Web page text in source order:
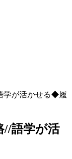
学が活かせる◆履
語学が活